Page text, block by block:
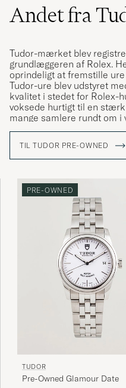
Andet fra
Tudor-mærket blev
grundlæggeren af Rolex.
oprindeligt at fremstille
Tudor-ure blev udstyret
kvalitet i stedet for Rolex-
voksede hurtigt til en
mange samlere rundt om
måder Tudor lige så højt
Ligesom Rolex er Tudor-
militære specialstyrker og
dykkerure er de
er kendt som "snefnug". I
ældre Tudor-ure
brugtmarkedet og er altid
TIL TUDOR PRE-OWNED
PRE-OWNED
TUDOR
Pre-Owned Glamour Date